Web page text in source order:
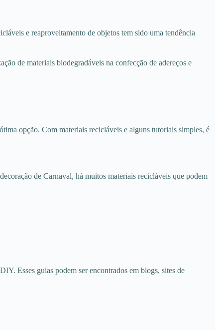
e reaproveitamento de objetos tem sido uma tendência
de materiais biodegradáveis na confecção de adereços e
opção. Com materiais recicláveis e alguns tutoriais simples, é
de Carnaval, há muitos materiais recicláveis que podem
Esses guias podem ser encontrados em blogs, sites de